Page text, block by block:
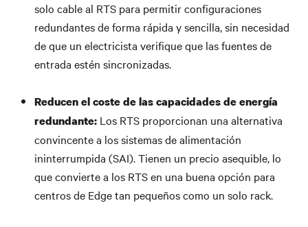
solo cable al RTS para permitir configuraciones
redundantes de forma rápida y sencilla, sin necesidad
de que un electricista verifique que las fuentes de
entrada estén sincronizadas.
Reducen el coste de las capacidades de energía
redundante: Los RTS proporcionan una alternativa
convincente a los sistemas de alimentación
ininterrumpida (SAI). Tienen un precio asequible, lo
que convierte a los RTS en una buena opción para
centros de Edge tan pequeños como un solo rack.